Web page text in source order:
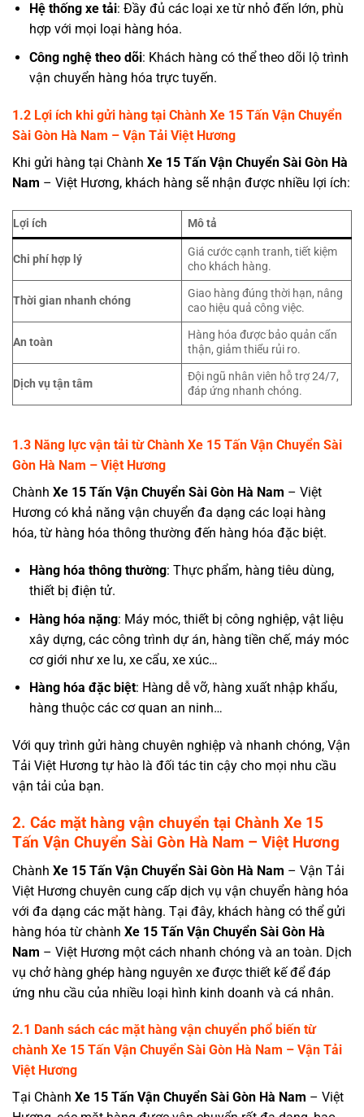
Hệ thống xe tải: Đầy đủ các loại xe từ nhỏ đến lớn, phù
hợp với mọi loại hàng hóa.
Công nghệ theo dõi: Khách hàng có thể theo dõi lộ trình
vận chuyển hàng hóa trực tuyến.
1.2 Lợi ích khi gửi hàng tại Chành Xe 15 Tấn Vận Chuyển
Sài Gòn Hà Nam – Vận Tải Việt Hương
Khi gửi hàng tại Chành Xe 15 Tấn Vận Chuyển Sài Gòn Hà
Nam – Việt Hương, khách hàng sẽ nhận được nhiều lợi ích:
Lợi ích Mô tả
Chi phí hợp lý
Giá cước cạnh tranh, tiết kiệm
cho khách hàng.
Thời gian nhanh chóng
Giao hàng đúng thời hạn, nâng
cao hiệu quả công việc.
An toàn
Hàng hóa được bảo quản cẩn
thận, giảm thiểu rủi ro.
Dịch vụ tận tâm
Đội ngũ nhân viên hỗ trợ 24/7,
đáp ứng nhanh chóng.
1.3 Năng lực vận tải từChành Xe 15 Tấn Vận Chuyển Sài
Gòn Hà Nam – Việt Hương
Chành Xe 15 Tấn Vận Chuyển Sài Gòn Hà Nam – Việt
Hương có khả năng vận chuyển đa dạng các loại hàng
hóa, từ hàng hóa thông thường đến hàng hóa đặc biệt.
Hàng hóa thông thường: Thực phẩm, hàng tiêu dùng,
thiết bị điện tử.
Hàng hóa nặng: Máy móc, thiết bị công nghiệp, vật liệu
xây dựng, các công trình dự án, hàng tiền chế, máy móc
cơ giới như xe lu, xe cẩu, xe xúc…
Hàng hóa đặc biệt: Hàng dễ vỡ, hàng xuất nhập khẩu,
hàng thuộc các cơ quan an ninh…
Với quy trình gửi hàng chuyên nghiệp và nhanh chóng, Vận
Tải Việt Hương tự hào là đối tác tin cậy cho mọi nhu cầu
vận tải của bạn.
2. Các mặt hàng vận chuyển tại Chành Xe 15
Tấn Vận Chuyển Sài Gòn Hà Nam – Việt Hương
Chành Xe 15 Tấn Vận Chuyển Sài Gòn Hà Nam – Vận Tải
Việt Hương chuyên cung cấp dịch vụ vận chuyển hàng hóa
với đa dạng các mặt hàng. Tại đây, khách hàng có thể gửi
hàng hóa từ chành Xe 15 Tấn Vận Chuyển Sài Gòn Hà
Nam – Việt Hương một cách nhanh chóng và an toàn. Dịch
vụ chở hàng ghép hàng nguyên xe được thiết kế để đáp
ứng nhu cầu của nhiều loại hình kinh doanh và cá nhân.
2.1 Danh sách các mặt hàng vận chuyển phổ biến từ
chành Xe 15 Tấn Vận Chuyển Sài Gòn Hà Nam – Vận Tải
Việt Hương
Tại Chành Xe 15 Tấn Vận Chuyển Sài Gòn Hà Nam – Việt